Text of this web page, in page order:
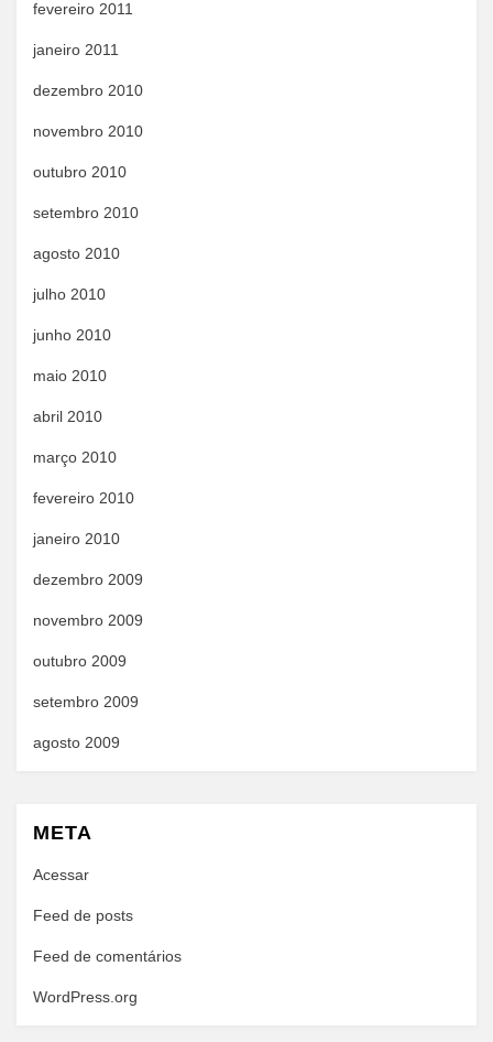
fevereiro 2011
janeiro 2011
dezembro 2010
novembro 2010
outubro 2010
setembro 2010
agosto 2010
julho 2010
junho 2010
maio 2010
abril 2010
março 2010
fevereiro 2010
janeiro 2010
dezembro 2009
novembro 2009
outubro 2009
setembro 2009
agosto 2009
META
Acessar
Feed de posts
Feed de comentários
WordPress.org